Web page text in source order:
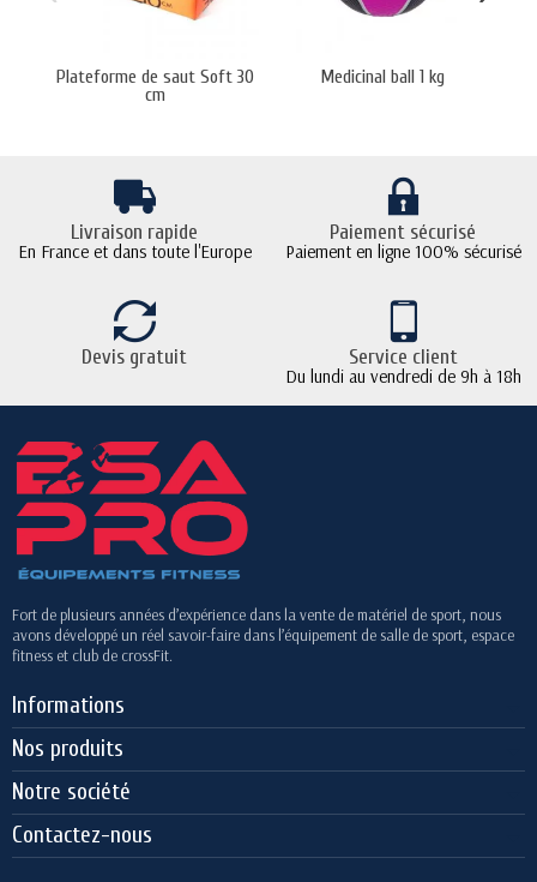
Plateforme de saut Soft 30
cm
Medicinal ball 1 kg
Livraison rapide
En France et dans toute l'Europe
Paiement sécurisé
Paiement en ligne 100% sécurisé
Devis gratuit Service client
Du lundi au vendredi de 9h à 18h
Fort de plusieurs années d’expérience dans la vente de matériel de sport, nous
avons développé un réel savoir-faire dans l’équipement de salle de sport, espace
fitness et club de crossFit.
Informations
Nos produits
Notre société
Contactez-nous